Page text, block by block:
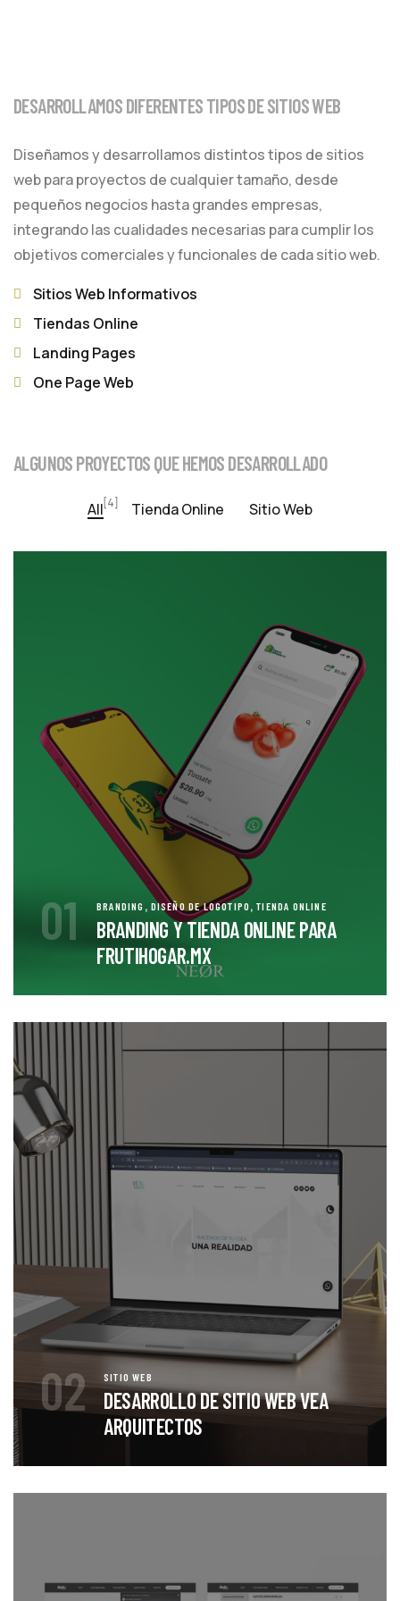
DESARROLLAMOS DIFERENTES TIPOS DE SITIOS WEB
Diseñamos y desarrollamos distintos tipos de sitios
web para proyectos de cualquier tamaño, desde
pequeños negocios hasta grandes empresas,
integrando las cualidades necesarias para cumplir los
objetivos comerciales y funcionales de cada sitio web.
Sitios Web Informativos
Tiendas Online
Landing Pages
One Page Web
ALGUNOS PROYECTOS QUE HEMOS DESARROLLADO
All[4] Tienda Online Sitio Web
01 BRANDING , DISEÑO DE LOGOTIPO ,TIENDA ONLINE
BRANDING Y TIENDA ONLINE PARA
FRUTIHOGAR.MX
02 SITIO WEB
DESARROLLO DE SITIO WEB VEA
ARQUITECTOS